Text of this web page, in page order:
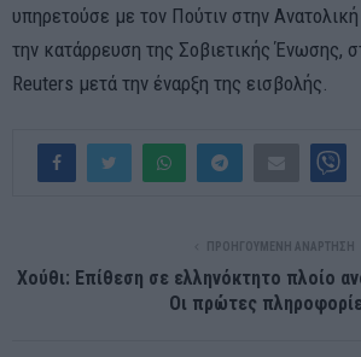
υπηρετούσε με τον Πούτιν στην
την κατάρρευση της Σοβιετικής Ένωσης,
Reuters μετά την έναρξη της εισβολής.
ΠΡΟΗΓΟΎΜΕΝΗ ΑΝΆΡΤΗΣΗ
Χούθι: Επίθεση σε ελληνόκτητο πλοίο
Οι πρώτες